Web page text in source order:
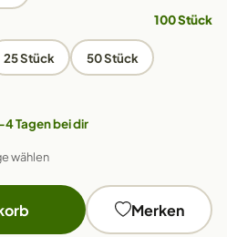
100 Stück
25 Stück 50 Stück
Tagen bei dir
wählen
Merken